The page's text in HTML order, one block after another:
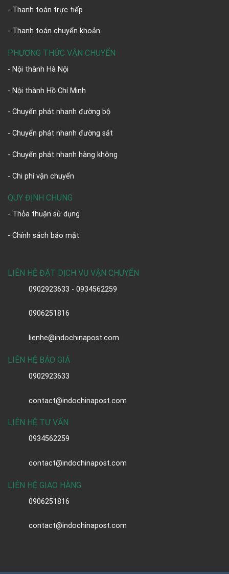
- Thanh toán trực tiếp
- Thanh toán chuyển khoản
PHƯƠNG THỨC VẬN CHUYỂN
- Nội thành Hà Nội
- Nội thành Hồ Chí Minh
- Chuyển phát nhanh đường bộ
- Chuyển phát nhanh đường sắt
- Chuyển phát nhanh hàng không
- Chi phí vận chuyển
QUY ĐỊNH CHUNG
- Thỏa thuận sử dụng
- Chính sách bảo mật
LIÊN HỆ ĐẶT DỊCH VỤ VẬN CHUYỂN
0902923633 - 0934562259
0906251816
lienhe@indochinapost.com
LIÊN HỆ BÁO GIÁ
0902923633
contact@indochinapost.com
LIÊN HỆ TƯ VẤN
0934562259
contact@indochinapost.com
LIÊN HỆ GIAO HÀNG
0906251816
contact@indochinapost.com